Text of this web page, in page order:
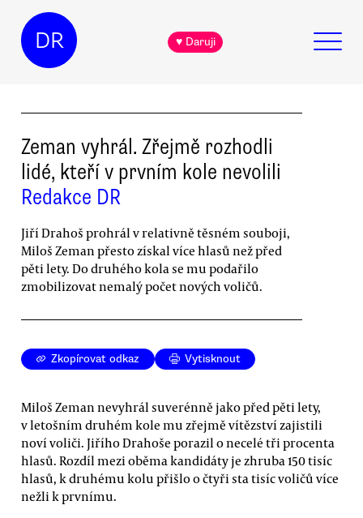
DR ♥ Daruji
Zeman vyhrál. Zřejmě rozhodli
lidé, kteří v prvním kole nevolili
Redakce DR
Jiří Drahoš prohrál v relativně těsném souboji,
Miloš Zeman přesto získal více hlasů než před
pěti lety. Do druhého kola se mu podařilo
zmobilizovat nemalý počet nových voličů.
Zkopírovat odkaz Vytisknout
Miloš Zeman nevyhrál suverénně jako před pěti lety,
v letošním druhém kole mu zřejmě vítězství zajistili
noví voliči. Jiřího Drahoše porazil o necelé tři procenta
hlasů. Rozdíl mezi oběma kandidáty je zhruba 150 tisíc
hlasů, k druhému kolu přišlo o čtyři sta tisíc voličů více
nežli k prvnímu.